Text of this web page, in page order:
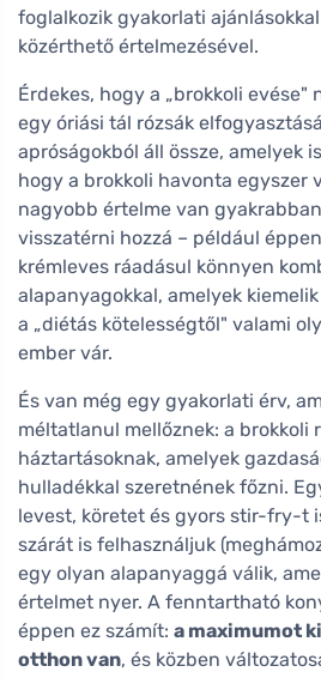
foglalkozik gyakorlati
közérthető értelmezésével.
Érdekes, hogy a „brokkoli
egy óriási tál rózsák
apróságokból áll össze, amelyek
hogy a brokkoli havonta egyszer
nagyobb értelme van
visszatérni hozzá – például
krémleves ráadásul könnyen
alapanyagokkal, amelyek
a „diétás kötelességtől" valami
ember vár.
És van még egy gyakorlati érv,
méltatlanul mellőznek: a brokkoli
háztartásoknak, amelyek
hulladékkal szeretnének főzni.
levest, köretet és gyors stir-fry-t
szárát is felhasználjuk
egy olyan alapanyaggá válik,
értelmet nyer. A fenntartható
éppen ez számít: a maximumot
otthon van, és közben